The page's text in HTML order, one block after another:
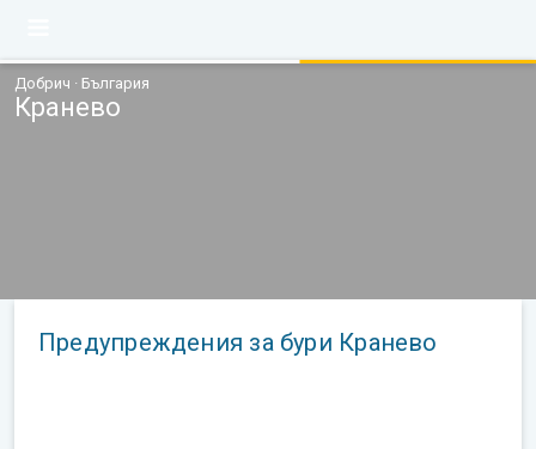
Добрич · България
Кранево
Предупреждения за бури Кранево